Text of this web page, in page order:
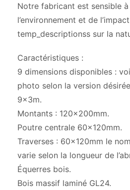
Notre fabricant est sensible
l’environnement et de
temp_descriptionss sur la
Caractéristiques :
9 dimensions disponibles :
photo selon la version
9x3m.
Montants : 120x200mm.
Poutre centrale 60x120mm.
Traverses : 60x120mm le
varie selon la longueur de
Équerres bois.
Bois massif laminé GL24.